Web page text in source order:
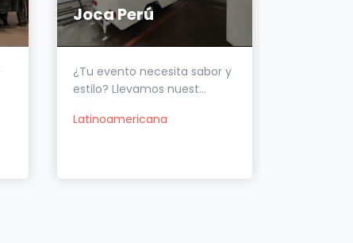
Joca Perú
¿Tu evento necesita sabor y
estilo? Llevamos nuest...
Latinoamericana